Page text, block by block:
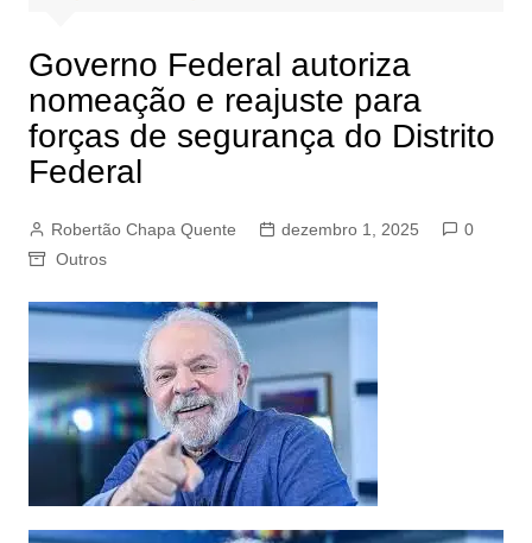
Governo Federal autoriza
nomeação e reajuste para
forças de segurança do Distrito
Federal
Robertão Chapa Quente dezembro 1, 2025
0
Outros